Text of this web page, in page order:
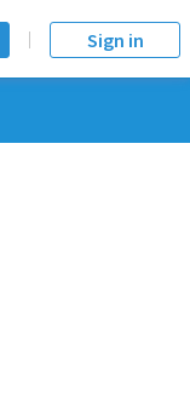
Sign in